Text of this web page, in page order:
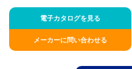
電子カタログを見る
メーカーに問い合わせる